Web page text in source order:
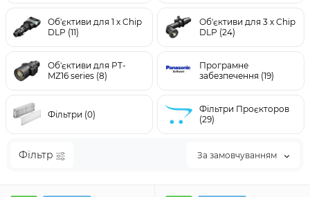
Об'єктиви для 1 х Chip
DLP (11)
Об'єктиви для 3 х Chip
DLP (24)
Об'єктиви для PT-
MZ16 series (8)
Програмне
забезпечення (19)
Фільтри (0)
Фільтри Проєкторов
(29)
Фільтр За замовчуванням